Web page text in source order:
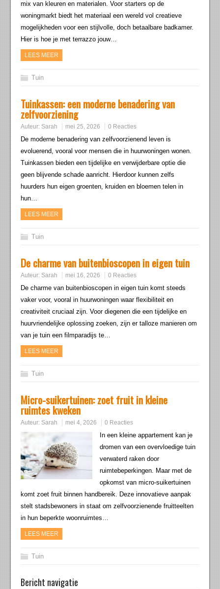
mix van kleuren en materialen. Voor starters op de
woningmarkt biedt het materiaal een wereld vol creatieve
mogelijkheden voor een stijlvolle, doch betaalbare badkamer.
Hier is hoe je met terrazzo jouw…
LEES MEER
Tuin
Tuinkassen: een moderne benadering van
zelfvoorziening
Auteur: Sarah mei 25, 2026 0 Reacties
De moderne benadering van zelfvoorzienend leven is
evoluerend, vooral voor mensen die in huurwoningen wonen.
Tuinkassen bieden een tijdelijke en verwijderbare optie die
geen blijvende schade aanricht. Hierdoor kunnen zelfs
huurders hun eigen groenten, kruiden en bloemen telen in
hun…
LEES MEER
Tuin
De charme van buitenbioscopen in eigen tuin
Auteur: Sarah mei 16, 2026 0 Reacties
De charme van buitenbioscopen in eigen tuin komt steeds
vaker voor, vooral in huurwoningen waar flexibiliteit en
creativiteit cruciaal zijn. Voor diegenen die een tijdelijke en
huurvriendelijke oplossing zoeken, zijn er talloze manieren om
van je tuin een filmparadijs te…
LEES MEER
Tuin
Micro-suikertuinen: zoet fruit in kleine
ruimtes kweken
Auteur: Sarah mei 4, 2026 0 Reacties
In een kleine appartement kan je
dromen van een overvloedige tuin
verwaterd raken door
ruimtebeperkingen. Maar met de
opkomst van micro-suikertuinen
komt zoet fruit binnen handbereik. Deze innovatieve aanpak
stelt stadsbewoners in staat om zelfvoorzienende fruitteelten
in hun beperkte woonruimtes…
LEES MEER
Tuin
Bericht navigatie